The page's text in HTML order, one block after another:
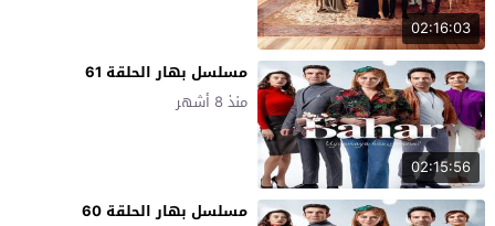
02:16:03
02:15:56
مسلسل بهار الحلقة 61
منذ 8 أشهر
مسلسل بهار الحلقة 60